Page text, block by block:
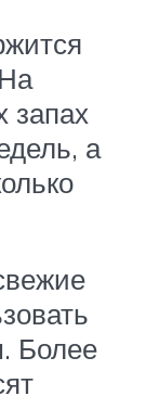
запах
а
Более